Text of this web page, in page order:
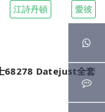
江詩丹頓 愛彼
68278 Datejust全套